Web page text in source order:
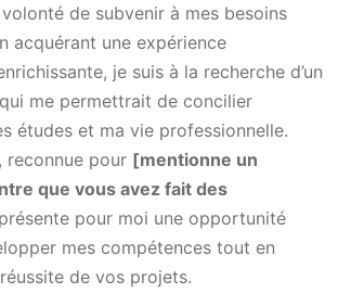
de subvenir à mes besoins
acquérant une expérience
je suis à la recherche d’un
me permettrait de concilier
études et ma vie professionnelle.
reconnue pour [mentionne un
que vous avez fait des
pour moi une opportunité
mes compétences tout en
de vos projets.